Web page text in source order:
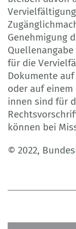
Genehmigung
für die
Dokumente
oder auf einem
innen sind für
können bei
© 2022,